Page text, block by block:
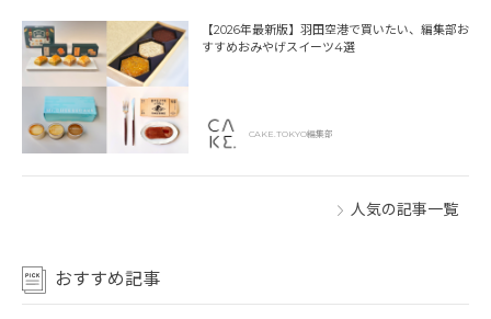
【2026年最新版】羽田空港で買いたい、編集部お
すすめおみやげスイーツ4選
CAKE.TOKYO編集部
人気の記事一覧
おすすめ記事